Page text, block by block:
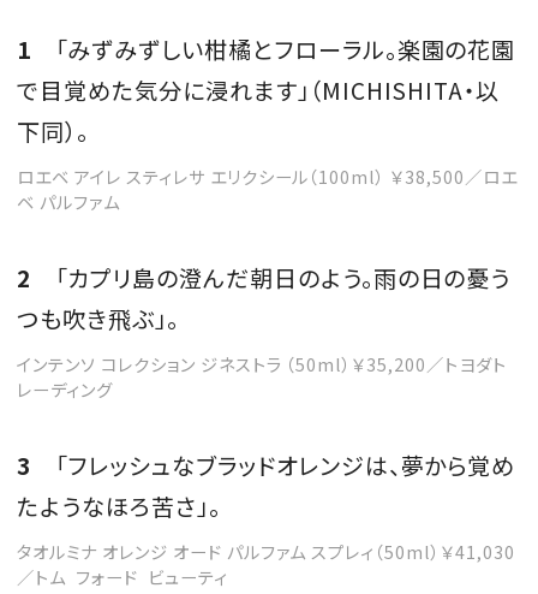
1 「みずみずしい柑橘とフローラル。楽園の花園
で目覚めた気分に浸れます」（MICHISHITA・以
下同）。
ロエベ アイレ スティレサ エリクシール（100ml） ￥38,500／ロエ
ベ パルファム
2 「カプリ島の澄んだ朝日のよう。雨の日の憂う
つも吹き飛ぶ」。
インテンソ コレクション ジネストラ （50ml）￥35,200／トヨダト
レーディング
3 「フレッシュなブラッドオレンジは、夢から覚め
たようなほろ苦さ」。
タオルミナ オレンジ オード パルファム スプレィ（50ml）￥41,030
／トム フォード ビューティ